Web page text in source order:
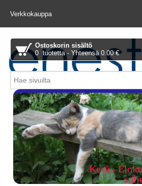
Verkkokauppa
Ostoskorin sisältö
0 tuotetta - Yhteensä 0.00 €
Piitie 1 A,
Kesä -